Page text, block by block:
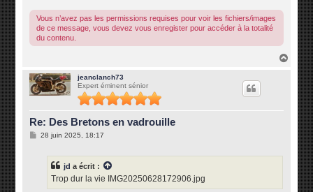
e
Vous n’avez pas les permissions requises pour voir les fichiers/images
de ce message, vous devez vous enregister pour accéder à la totalité
du contenu.
jeanclanch73
Expert éminent sénior
Re: Des Bretons en vadrouille
M28 juin 2025, 18:17
jd a écrit :
Trop dur la vie IMG20250628172906.jpg